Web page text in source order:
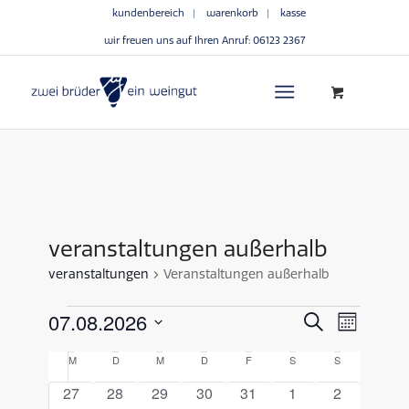
kundenbereich warenkorb kasse
wir freuen uns auf Ihren Anruf: 06123 2367
veranstaltungen außerhalb
veranstaltungen Veranstaltungen außerhalb
suche
und
Suche
Monat
07.08.2026
wählen.
kalender
von
M D M D F S S
0
27
0
28
0
29
0
30
0
31
0
1
0
2